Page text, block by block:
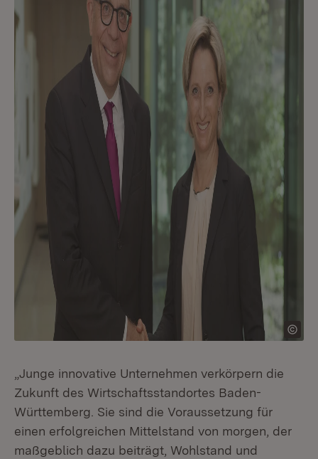
„Junge innovative Unternehmen verkörpern die
Zukunft des Wirtschaftsstandortes Baden-
Württemberg. Sie sind die Voraussetzung für
einen erfolgreichen Mittelstand von morgen, der
maßgeblich dazu beiträgt, Wohlstand und